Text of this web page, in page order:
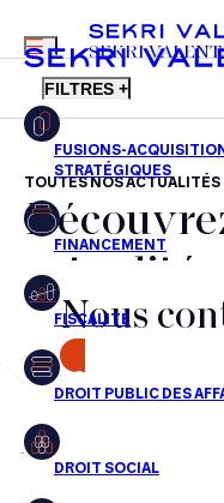
FR EN
MENU
SEKRI
FILTRES +
Fusions-acquisitions et
Financement
Fiscalité
Droit public des affaires
Droit social
TOUTES NOS ACTUALITÉS
actualités
nos
jour
Nous